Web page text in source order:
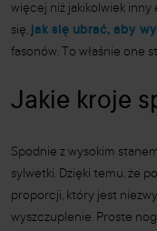
więcej niż jakikolwiek inny
się, jak się ubrać, aby
fasonów. To właśnie one
Jakie kroje
Spodnie z wysokim
sylwetki. Dzięki temu, że
proporcji, który jest
wyszczuplenie. Proste